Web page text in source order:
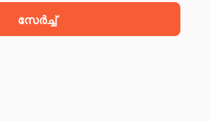
സേർച്ച്